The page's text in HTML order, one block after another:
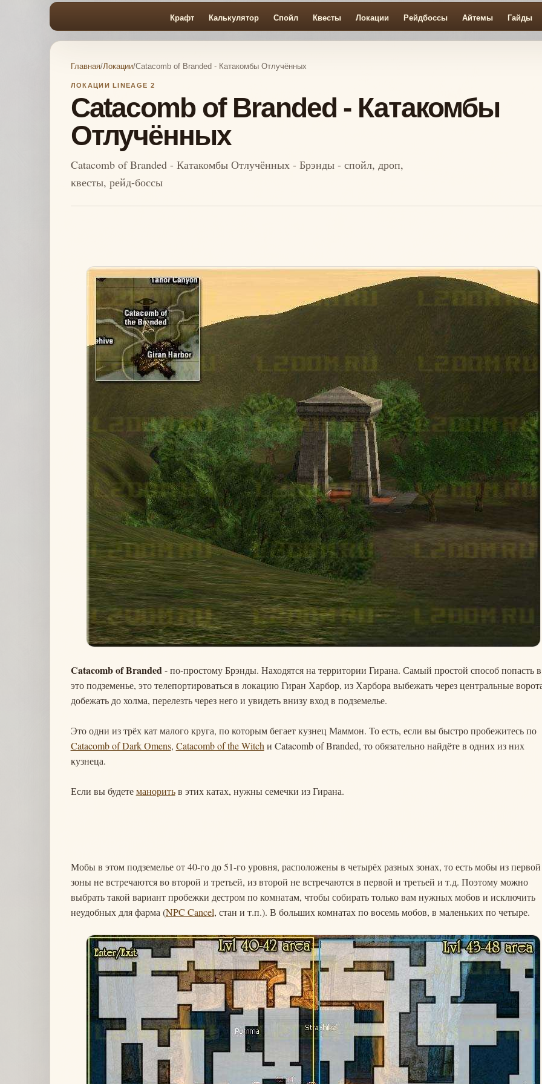
Крафт Калькулятор Спойл Квесты Локации Рейдбоссы Айтемы Гайды
Главная/Локации/Catacomb of Branded - Катакомбы Отлучённых
ЛОКАЦИИ LINEAGE 2
Catacomb of Branded - Катакомбы
Отлучённых
Catacomb of Branded - Катакомбы Отлучённых - Брэнды - спойл, дроп,
квесты, рейд-боссы
Catacomb of Branded - по-простому Брэнды. Находятся на территории Гирана. Самый простой способ попасть в
это подземенье, это телепортироваться в локацию Гиран Харбор, из Харбора выбежать через центральные
добежать до холма, перелезть через него и увидеть внизу вход в подземелье.
Это одни из трёх кат малого круга, по которым бегает кузнец Маммон. То есть, если вы быстро пробежитесь по
Catacomb of Dark Omens, Catacomb of the Witch и Catacomb of Branded, то обязательно найдёте в одних из них
кузнеца.
Если вы будетеманоритьв этих катах, нужны семечки из Гирана.
Мобы в этом подземелье от 40-го до 51-го уровня, расположены в четырёх разных зонах, то есть мобы из первой
зоны не встречаются во второй и третьей, из второй не встречаются в первой и третьей и т.д. Поэтому можно
выбрать такой вариант пробежки дестром по комнатам, чтобы собирать только вам нужных мобов и исключить
неудобных для фарма (NPC Cancel, стан и т.п.). В больших комнатах по восемь мобов, в маленьких по четыре.